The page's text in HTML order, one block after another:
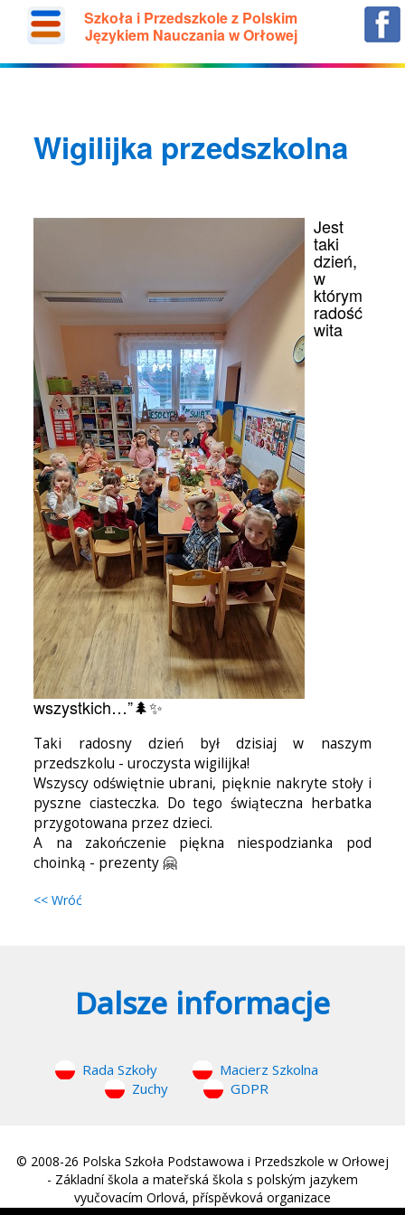
Szkoła i Przedszkole z Polskim
Językiem Nauczania w Orłowej
Wigilijka przedszkolna
Jest
taki
dzień,
w
którym
radość
wita
wszystkich…”🌲✨
Taki radosny dzień był dzisiaj w naszym
przedszkolu - uroczysta wigilijka!
Wszyscy odświętnie ubrani, pięknie nakryte stoły i
pyszne ciasteczka. Do tego świąteczna herbatka
przygotowana przez dzieci.
A na zakończenie piękna niespodzianka pod
choinką - prezenty 🤗
<< Wróć
Dalsze informacje
Rada Szkoły
Macierz Szkolna
Zuchy
GDPR
© 2008-26 Polska Szkoła Podstawowa i Przedszkole w Orłowej
- Základní škola a mateřská škola s polským jazykem
vyučovacím Orlová, příspěvková organizace